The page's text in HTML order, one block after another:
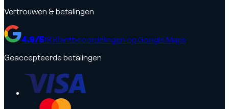
Vertrouwen & betalingen
4.9/518 Klantbeoordelingen op Google Maps
Geaccepteerde betalingen